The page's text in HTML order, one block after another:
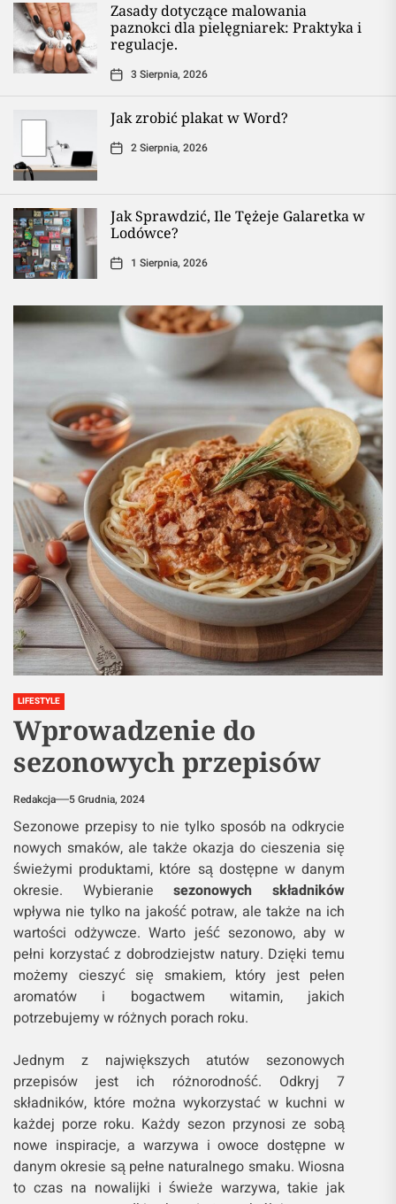
Zasady dotyczące malowania
paznokci dla pielęgniarek: Praktyka i
regulacje.
3 Sierpnia, 2026
Jak zrobić plakat w Word?
2 Sierpnia, 2026
Jak Sprawdzić, Ile Tężeje Galaretka w
Lodówce?
1 Sierpnia, 2026
LIFESTYLE
Wprowadzenie do
sezonowych przepisów
Redakcja 5 Grudnia, 2024
Sezonowe przepisy to nie tylko sposób na odkrycie
nowych smaków, ale także okazja do cieszenia się
świeżymi produktami, które są dostępne w danym
okresie. Wybieraniesezonowych składników
wpływa nie tylko na jakość potraw, ale także na ich
wartości odżywcze. Warto jeść sezonowo, aby w
pełni korzystać z dobrodziejstw natury. Dzięki temu
możemy cieszyć się smakiem, który jest pełen
aromatów i bogactwem witamin, jakich
potrzebujemy w różnych porach roku.
Jednym z największych atutów sezonowych
przepisów jest ich różnorodność. Odkryj 7
składników, które można wykorzystać w kuchni w
każdej porze roku. Każdy sezon przynosi ze sobą
nowe inspiracje, a warzywa i owoce dostępne w
danym okresie są pełne naturalnego smaku. Wiosna
to czas na nowalijki i świeże warzywa, takie jak